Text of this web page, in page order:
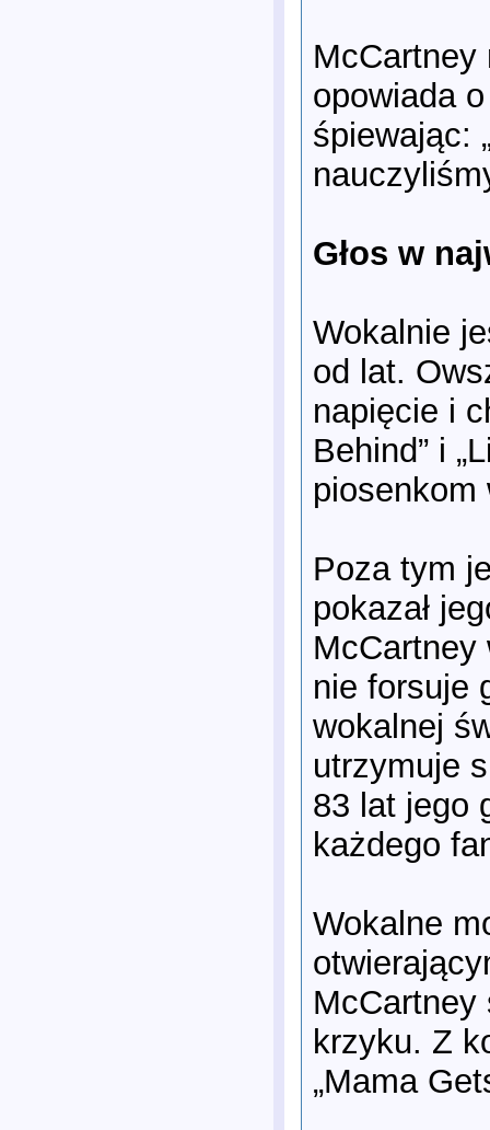
McCartney
opowiada
śpiewając:
Głos w
Wokalnie
od lat.
napięcie i
Behind” i
piosenkom
Poza tym
pokazał
nie forsuje
wokalnej
utrzymuje
83 lat jego
każdego
Wokalne
McCartney
krzyku. Z
„Mama